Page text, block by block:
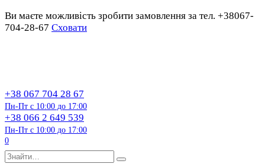
Ви маєте можливість зробити замовлення за тел. +38067-
704-28-67 Сховати
+38 067 704 28 67
Пн-Пт с 10:00 до 17:00
+38 066 2 649 539
Пн-Пт с 10:00 до 17:00
0
Пошук…